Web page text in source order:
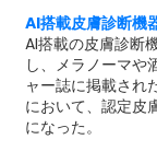
AI搭載皮膚診断機
AI搭載の皮膚診断
し、メラノーマや
ャー誌に掲載され
において、認定皮
になった。